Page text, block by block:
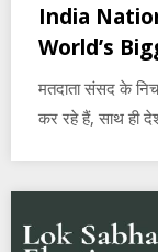
India
World’s
मतदाता संसद के
कर रहे हैं, साथ ही